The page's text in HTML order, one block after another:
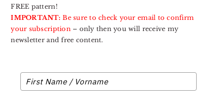
FREE pattern!
IMPORTANT: Be sure to check your email to confirm
your subscription– only then you will receive my
newsletter and free content.